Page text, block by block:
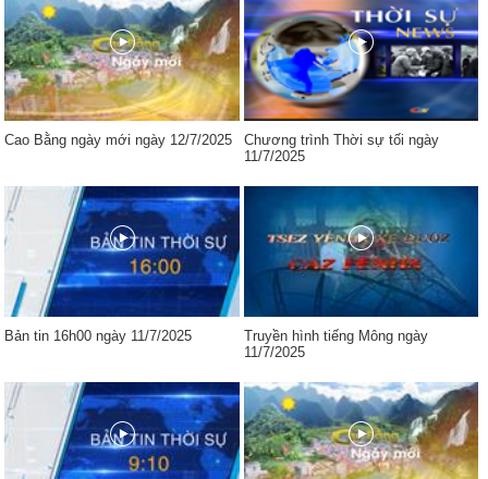
Cao Bằng ngày mới ngày 12/7/2025
Chương trình Thời sự tối ngày
11/7/2025
Bản tin 16h00 ngày 11/7/2025
Truyền hình tiếng Mông ngày
11/7/2025